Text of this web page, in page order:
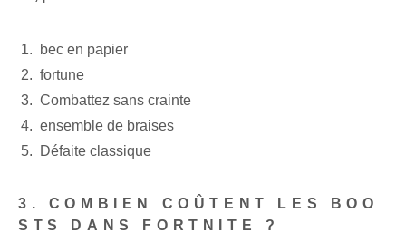
bec en papier
fortune
Combattez sans crainte
ensemble de braises
Défaite classique
3. COMBIEN COÛTENT LES BOO
STS DANS FORTNITE ?